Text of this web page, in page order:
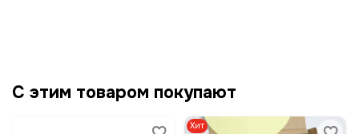
С этим товаром покупают
Хит